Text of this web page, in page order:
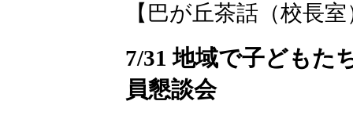
【巴が丘茶話（校長
7/31 地域で子どもた
員懇談会